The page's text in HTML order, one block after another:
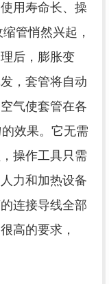
用寿命长、操
管悄然兴起，
后，膨胀变
，套管将自动
气使套管在各
效果。它无需
操作工具只需
力和加热设备
连接导线全部
高的要求，